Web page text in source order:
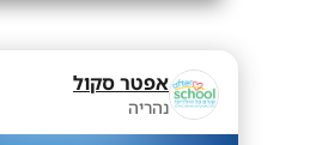
אפטר סקול
נהריה